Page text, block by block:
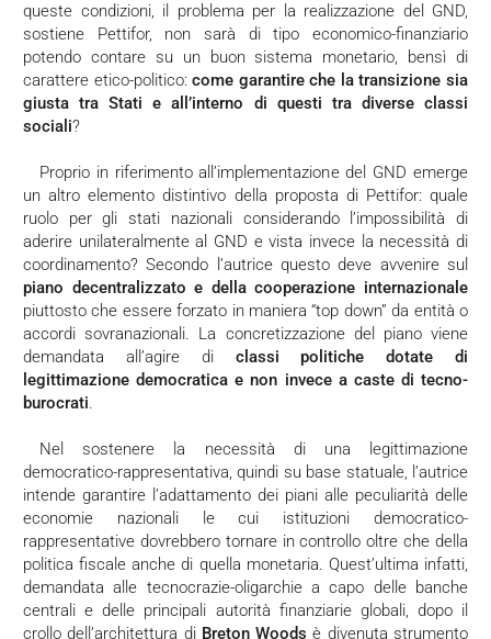
queste condizioni, il problema per la realizzazione del GND,
sostiene Pettifor, non sarà di tipo economico-finanziario
potendo contare su un buon sistema monetario, bensì di
carattere etico-politico:come garantire che la transizione sia
giusta tra Stati e all’interno di questi tra diverse classi
sociali?
Proprio in riferimento all’implementazione del GND emerge
un altro elemento distintivo della proposta di Pettifor: quale
ruolo per gli stati nazionali considerando l’impossibilità di
aderire unilateralmente al GND e vista invece la necessità di
coordinamento? Secondo l’autrice questo deve avvenire sul
piano decentralizzato e della cooperazione internazionale
piuttosto che essere forzato in maniera “top down” da entità o
accordi sovranazionali. La concretizzazione del piano viene
demandata all’agire di classi politiche dotate di
legittimazione democratica e non invece a caste di tecno-
burocrati.
Nel sostenere la necessità di una legittimazione
democratico-rappresentativa, quindi su base statuale, l’autrice
intende garantire l’adattamento dei piani alle peculiarità delle
economie nazionali le cui istituzioni democratico-
rappresentative dovrebbero tornare in controllo oltre che della
politica fiscale anche di quella monetaria. Quest’ultima infatti,
demandata alle tecnocrazie-oligarchie a capo delle banche
centrali e delle principali autorità finanziarie globali, dopo il
crollo dell’architettura di Breton Woods è divenuta strumento